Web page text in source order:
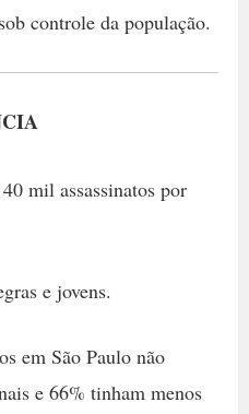
controle da população.
mil assassinatos por
e jovens.
em São Paulo não
e 66% tinham menos